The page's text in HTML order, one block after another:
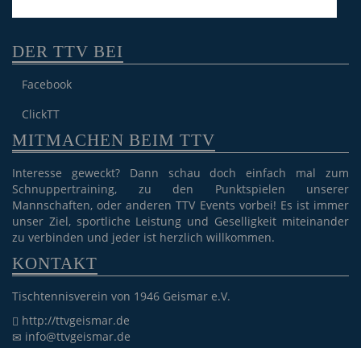
DER TTV BEI
Facebook
ClickTT
MITMACHEN BEIM TTV
Interesse geweckt? Dann schau doch einfach mal zum
Schnuppertraining, zu den Punktspielen unserer
Mannschaften, oder anderen TTV Events vorbei! Es ist immer
unser Ziel, sportliche Leistung und Geselligkeit miteinander
zu verbinden und jeder ist herzlich willkommen.
KONTAKT
Tischtennisverein von 1946 Geismar e.V.
http://ttvgeismar.de
info@ttvgeismar.de